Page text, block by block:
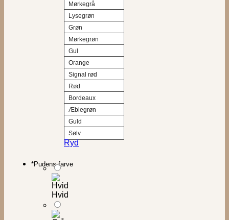
Mørkegrå
Lysegrøn
Grøn
Mørkegrøn
Gul
Orange
Signal rød
Rød
Bordeaux
Æblegrøn
Guld
Sølv
Ryd
*Pudens farve
Hvid